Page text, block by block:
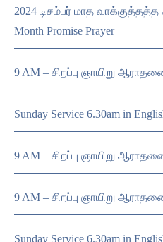
2024 டிசம்பர் மாத
Month Promise Prayer
9 AM – சிறப்பு ஞாயிறு
Sunday Service 6.30am in
9 AM – சிறப்பு ஞாயிறு
9 AM – சிறப்பு ஞாயிறு
Sunday Service 6.30am in